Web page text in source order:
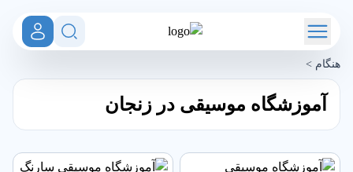
هنگام >
آموزشگاه موسیقی در زنجان